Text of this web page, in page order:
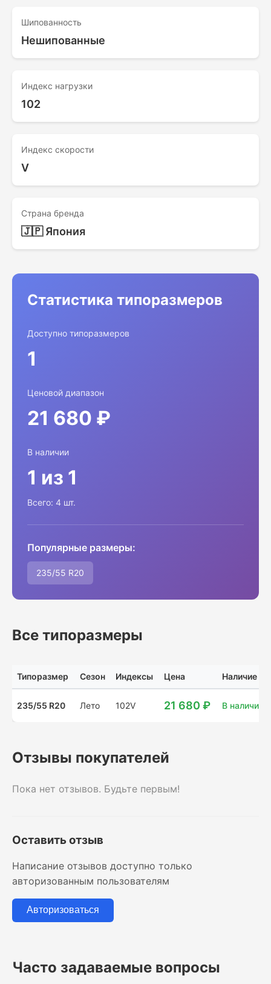
Шипованность
Нешипованные
Индекс нагрузки
102
Индекс скорости
V
Страна бренда
🇯🇵 Япония
Статистика типоразмеров
Доступно типоразмеров
1
Ценовой диапазон
21 680 ₽
В наличии
1 из 1
Всего: 4 шт.
Популярные размеры:
235/55 R20
Все типоразмеры
Типоразмер Сезон Индексы Цена Наличие
235/55 R20 Лето 102V 21 680 ₽ В наличии:
Отзывы покупателей
Пока нет отзывов. Будьте первым!
Оставить отзыв
Написание отзывов доступно только
авторизованным пользователям
Авторизоваться
Часто задаваемые вопросы